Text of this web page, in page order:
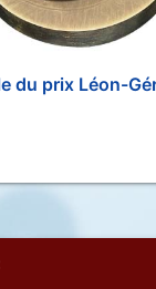
du prix Léon-